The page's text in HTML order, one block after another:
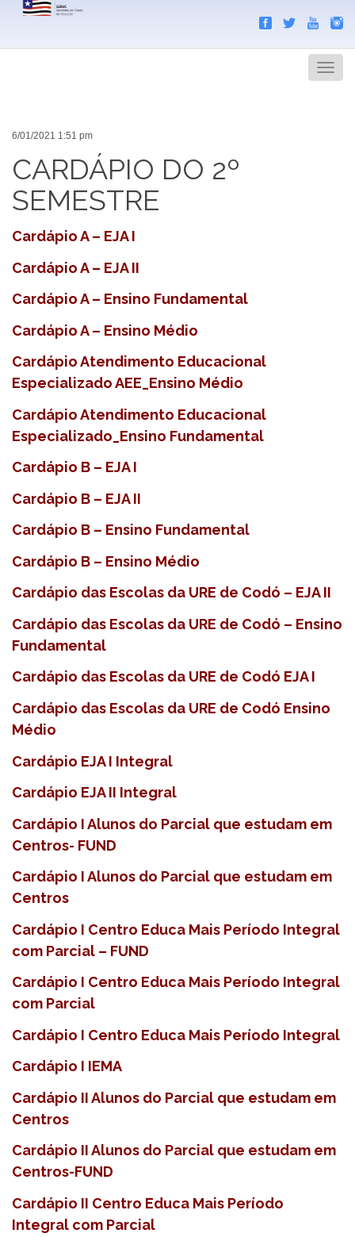
Menu
6/01/2021 1:51 pm
CARDÁPIO DO 2º
SEMESTRE
Cardápio A – EJA I
Cardápio A – EJA II
Cardápio A – Ensino Fundamental
Cardápio A – Ensino Médio
Cardápio Atendimento Educacional
Especializado AEE_Ensino Médio
Cardápio Atendimento Educacional
Especializado_Ensino Fundamental
Cardápio B – EJA I
Cardápio B – EJA II
Cardápio B – Ensino Fundamental
Cardápio B – Ensino Médio
Cardápio das Escolas da URE de Codó – EJA II
Cardápio das Escolas da URE de Codó – Ensino
Fundamental
Cardápio das Escolas da URE de Codó EJA I
Cardápio das Escolas da URE de Codó Ensino
Médio
Cardápio EJA I Integral
Cardápio EJA II Integral
Cardápio I Alunos do Parcial que estudam em
Centros- FUND
Cardápio I Alunos do Parcial que estudam em
Centros
Cardápio I Centro Educa Mais Período Integral
com Parcial – FUND
Cardápio I Centro Educa Mais Período Integral
com Parcial
Cardápio I Centro Educa Mais Período Integral
Cardápio I IEMA
Cardápio II Alunos do Parcial que estudam em
Centros
Cardápio II Alunos do Parcial que estudam em
Centros-FUND
Cardápio II Centro Educa Mais Período
Integral com Parcial